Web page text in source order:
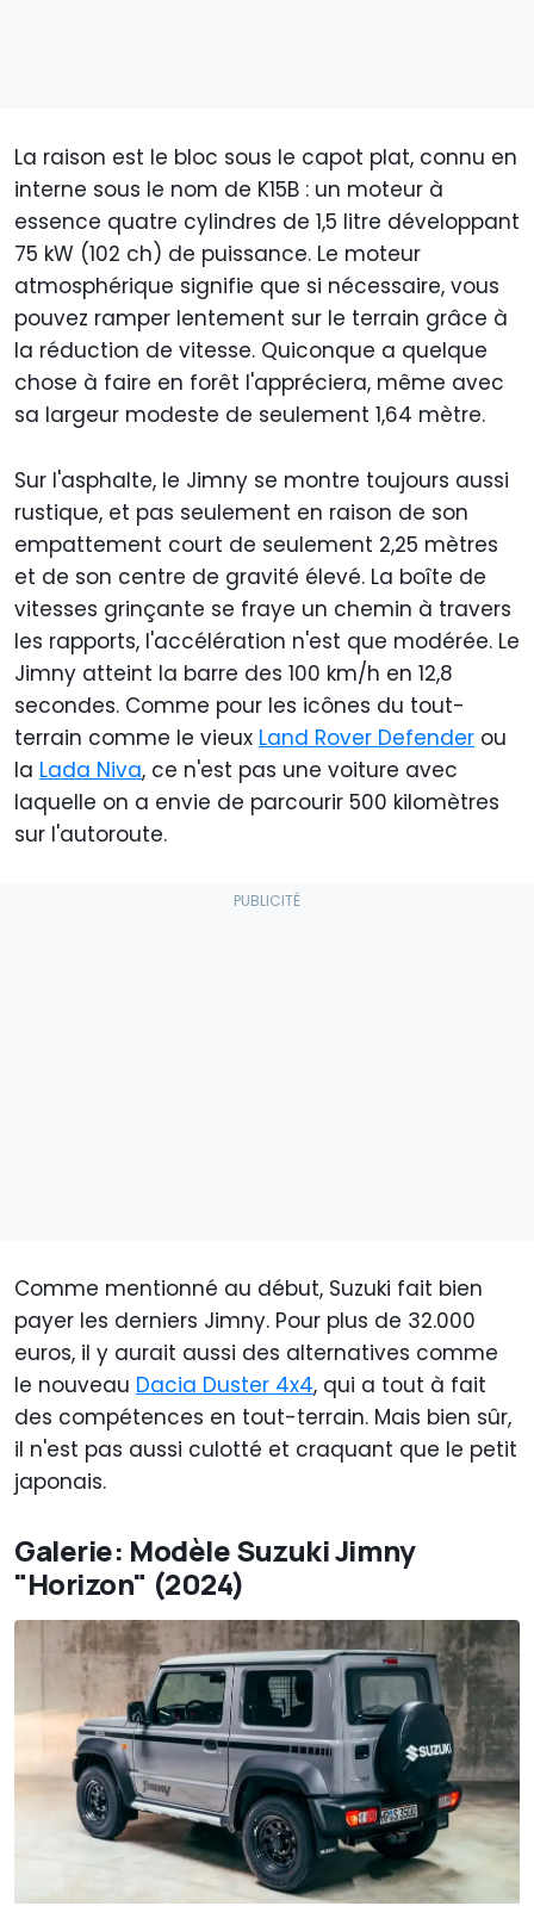
La raison est le bloc sous le capot plat, connu en
interne sous le nom de K15B : un moteur à
essence quatre cylindres de 1,5 litre développant
75 kW (102 ch) de puissance. Le moteur
atmosphérique signifie que si nécessaire, vous
pouvez ramper lentement sur le terrain grâce à
la réduction de vitesse. Quiconque a quelque
chose à faire en forêt l'appréciera, même avec
sa largeur modeste de seulement 1,64 mètre.
Sur l'asphalte, le Jimny se montre toujours aussi
rustique, et pas seulement en raison de son
empattement court de seulement 2,25 mètres
et de son centre de gravité élevé. La boîte de
vitesses grinçante se fraye un chemin à travers
les rapports, l'accélération n'est que modérée. Le
Jimny atteint la barre des 100 km/h en 12,8
secondes. Comme pour les icônes du tout-
terrain comme le vieux Land Rover Defender ou
la Lada Niva, ce n'est pas une voiture avec
laquelle on a envie de parcourir 500 kilomètres
sur l'autoroute.
Comme mentionné au début, Suzuki fait bien
payer les derniers Jimny. Pour plus de 32.000
euros, il y aurait aussi des alternatives comme
le nouveau Dacia Duster 4x4, qui a tout à fait
des compétences en tout-terrain. Mais bien sûr,
il n'est pas aussi culotté et craquant que le petit
japonais.
Galerie: Modèle Suzuki Jimny
"Horizon" (2024)